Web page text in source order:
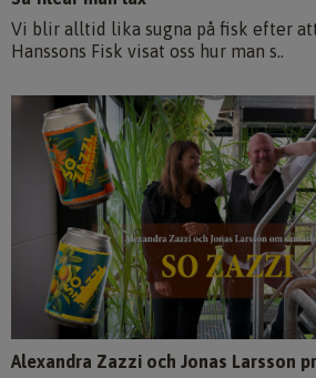
Vi blir alltid lika sugna på fisk efter
Hanssons Fisk visat oss hur man s..
Alexandra Zazzi och Jonas Larsson